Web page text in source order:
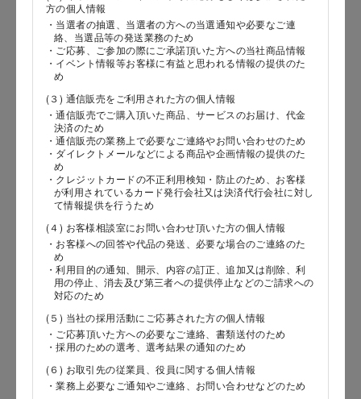
方の個人情報
・当選者の抽選、当選者の方への当選通知や必要なご連
絡、当選品等の発送業務のため
・ご応募、ご参加の際にご承諾頂いた方への当社商品情報
・イベント情報等お客様に有益と思われる情報の提供のた
め
(３) 通信販売をご利用された方の個人情報
・通信販売でご購入頂いた商品、サービスのお届け、代金
決済のため
・通信販売の業務上で必要なご連絡やお問い合わせのため
・ダイレクトメールなどによる商品や企画情報の提供のた
め
・クレジットカードの不正利用検知・防止のため、お客様
が利用されているカード発行会社又は決済代行会社に対し
て情報提供を行うため
(４) お客様相談室にお問い合わせ頂いた方の個人情報
・お客様への回答や代品の発送、必要な場合のご連絡のた
め
・利用目的の通知、開示、内容の訂正、追加又は削除、利
用の停止、消去及び第三者への提供停止などのご請求への
対応のため
(５) 当社の採用活動にご応募された方の個人情報
・ご応募頂いた方への必要なご連絡、書類送付のため
・採用のための選考、選考結果の通知のため
(６) お取引先の従業員、役員に関する個人情報
・業務上必要なご通知やご連絡、お問い合わせなどのため
［セイ］
［メイ］
（全角で入力してください）
電話番号
メールアドレス
郵便番号
都道府県